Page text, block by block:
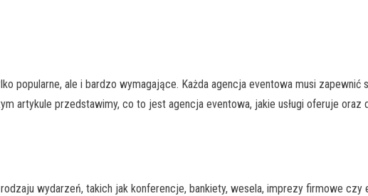
popularne, ale i bardzo wymagające. Każda agencja eventowa musi zapewnić
artykule przedstawimy, co to jest agencja eventowa, jakie usługi oferuje
wydarzeń, takich jak konferencje, bankiety, wesela, imprezy firmowe czy